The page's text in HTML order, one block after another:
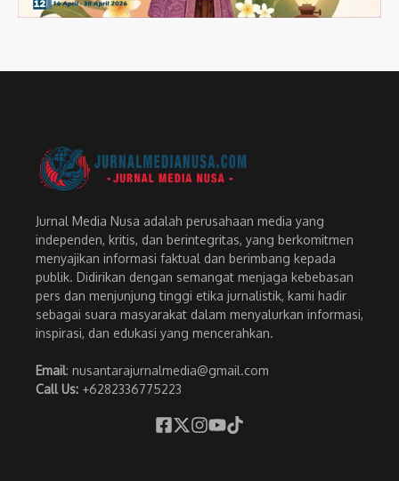
Jurnal Media Nusa adalah perusahaan media yang
independen, kritis, dan berintegritas, yang berkomitmen
menyajikan informasi faktual dan berimbang kepada
publik. Didirikan dengan semangat menjaga kebebasan
pers dan menjunjung tinggi etika jurnalistik, kami hadir
sebagai suara masyarakat dalam menyalurkan informasi,
inspirasi, dan edukasi yang mencerahkan.
Email: nusantarajurnalmedia@gmail.com
Call Us: +6282336775223